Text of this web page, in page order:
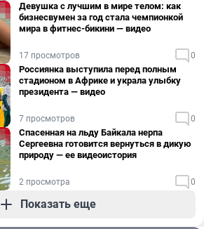
Девушка с лучшим в мире телом: как
бизнесвумен за год стала чемпионкой
мира в фитнес-бикини — видео
17 просмотров 0
Россиянка выступила перед полным
стадионом в Африке и украла улыбку
президента — видео
7 просмотров 0
Спасенная на льду Байкала нерпа
Сергеевна готовится вернуться в дикую
природу — ее видеоистория
2 просмотра 0
Показать еще